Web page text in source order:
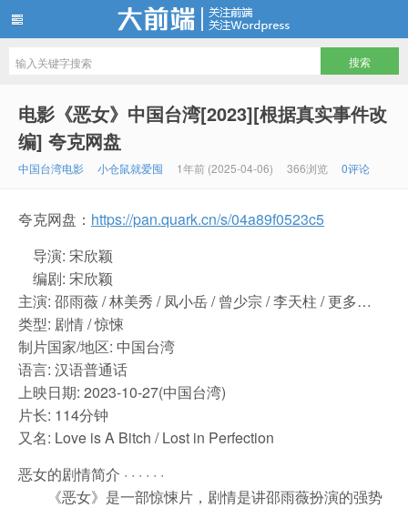
电影《恶女》中国台湾[2023][根据真实事件改
编] 夸克网盘
中国台湾电影 小仓鼠就爱囤 1年前 (2025-04-06) 366浏览 0评论
夸克网盘： https://pan.quark.cn/s/04a89f0523c5
导演: 宋欣颖
编剧: 宋欣颖
主演: 邵雨薇 / 林美秀 / 凤小岳 / 曾少宗 / 李天柱 / 更多…
类型: 剧情 / 惊悚
制片国家/地区: 中国台湾
语言: 汉语普通话
上映日期: 2023-10-27(中国台湾)
片长: 114分钟
又名: Love is A Bitch / Lost in Perfection
恶女的剧情简介 · · · · · ·
《恶女》是一部惊悚片，剧情是讲邵雨薇扮演的强势